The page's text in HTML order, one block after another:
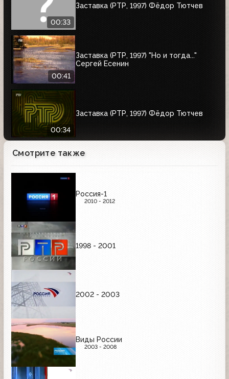
00:33
Заставка (РТР, 1997) Фёдор Тютчев
00:41
Заставка (РТР, 1997) "Но и тогда..."
Сергей Есенин
00:34
Заставка (РТР, 1997) Фёдор Тютчев
Смотрите также
Россия-1
2010 - 2012
1998 - 2001
2002 - 2003
Виды России
2003 - 2008